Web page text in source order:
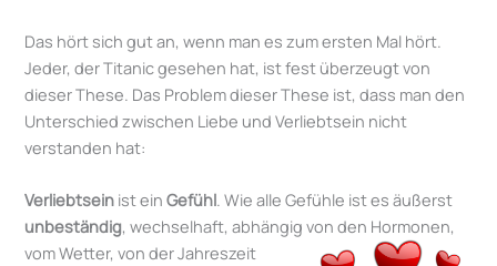
Das hört sich gut an, wenn man es zum ersten Mal hört.
Jeder, der Titanic gesehen hat, ist fest überzeugt von
dieser These. Das Problem dieser These ist, dass man den
Unterschied zwischen Liebe und Verliebtsein nicht
verstanden hat:
Verliebtsein ist einGefühl. Wie alle Gefühle ist es äußerst
unbeständig, wechselhaft, abhängig von den Hormonen,
vom Wetter, von der Jahreszeit